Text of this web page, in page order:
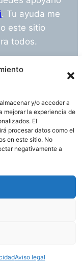
y/o acceder a
mejorar la experiencia de
El
procesar datos como el
en este sitio. No
negativamente a
Aviso legal
. Tu ayuda me
este sitio
todos.
Escríbeme
de cookies
Ripoll